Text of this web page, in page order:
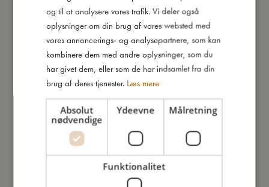
behageligt i dit barns hånd og sikrer en dejlig legeoplevelse.
Med dette strandsæt er dine børn klar til at bygge en hel by og
lade deres fantasi flyve frit!
Kort om mig:
- Sættet indeholder: skovl, rive, 5 sandforme og en spand med
håndtag
- Lavet af blødt silikone og PLA-Plast
- Anbefalet alder: +12 måneder
GERMAN
og til at analysere vores trafik. Vi deler også
oplysninger om din brug af vores websted med
vores annoncerings- og analysepartnere, som kan
kombinere dem med andre oplysninger, som du
har givet dem, eller som de har indsamlet fra din
brug af deres tjenester. Læs mere
Absolut
nødvendige
Ydeevne Målretning
Funktionalitet